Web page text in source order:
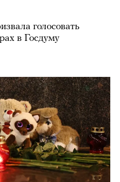
голосовать
в Госдуму